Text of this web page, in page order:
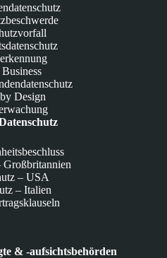
Design
Großbritannien
– USA
– Italien
& -aufsichtsbehörden